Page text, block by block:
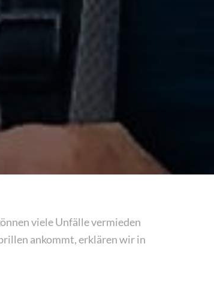
viele Unfälle vermieden
ankommt, erklären wir in